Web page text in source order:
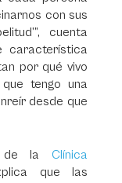
con sus
cuenta
característica
por qué vivo
tengo una
desde que
de la Clínica
que las